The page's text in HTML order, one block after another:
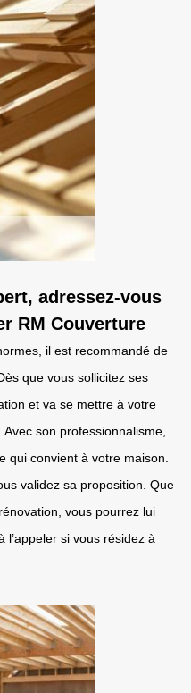
adressez-vous
RM Couverture
il est recommandé de
que vous sollicitez ses
et va se mettre à votre
son professionnalisme,
qui convient à votre maison.
validez sa proposition. Que
vous pourrez lui
l’appeler si vous résidez à